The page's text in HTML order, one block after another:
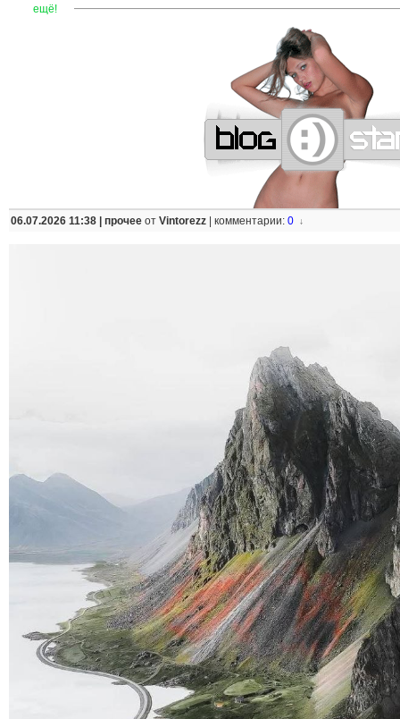
ещё! ——————————————————————
06.07.2026 11:38 | прочее от Vintorezz комментарии: 0 ↓